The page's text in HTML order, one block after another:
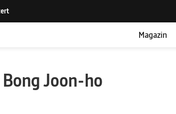
Magazin
Bong Joon-ho